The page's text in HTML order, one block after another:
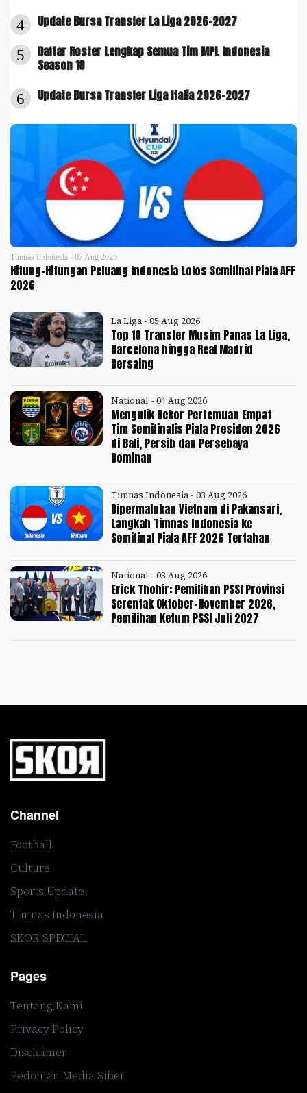
4 Update Bursa Transfer La Liga 2026-2027
5
Daftar Roster Lengkap Semua Tim MPL Indonesia
Season 18
6 Update Bursa Transfer Liga Italia 2026-2027
Timnas Indonesia - 07 Aug 2026
Hitung-Hitungan Peluang Indonesia Lolos Semifinal Piala AFF
2026
La Liga - 05 Aug 2026
Top 10 Transfer Musim Panas La Liga,
Barcelona hingga Real Madrid
Bersaing
National - 04 Aug 2026
Mengulik Rekor Pertemuan Empat
Tim Semifinalis Piala Presiden 2026
di Bali, Persib dan Persebaya
Dominan
Timnas Indonesia - 03 Aug 2026
Dipermalukan Vietnam di Pakansari,
Langkah Timnas Indonesia ke
Semifinal Piala AFF 2026 Tertahan
National - 03 Aug 2026
Erick Thohir: Pemilihan PSSI Provinsi
Serentak Oktober-November 2026,
Pemilihan Ketum PSSI Juli 2027
Channel
Football
Culture
Sports Update
Timnas Indonesia
SKOR SPECIAL
Pages
Tentang Kami
Privacy Policy
Disclaimer
Pedoman Media Siber